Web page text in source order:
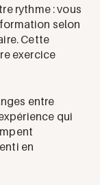
rythme : vous
selon
Cette
exercice
entre
qui
en